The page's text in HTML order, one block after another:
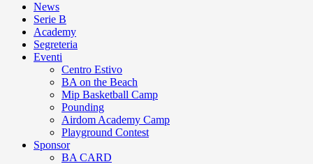
News
Serie B
Academy
Segreteria
Eventi
Centro Estivo
BA on the Beach
Mip Basketball Camp
Pounding
Airdom Academy Camp
Playground Contest
Sponsor
BA CARD